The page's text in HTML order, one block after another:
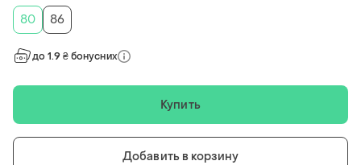
80
86
до 1.9 ₴ бонусних
Купить
Добавить в корзину